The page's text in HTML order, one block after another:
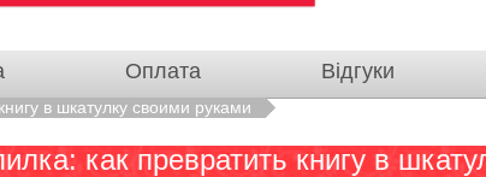
Оплата Відгуки
в шкатулку своими руками
как превратить книгу в